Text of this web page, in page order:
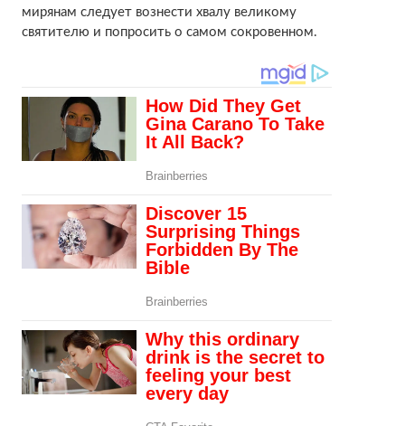
мирянам следует вознести хвалу великому
святителю и попросить о самом сокровенном.